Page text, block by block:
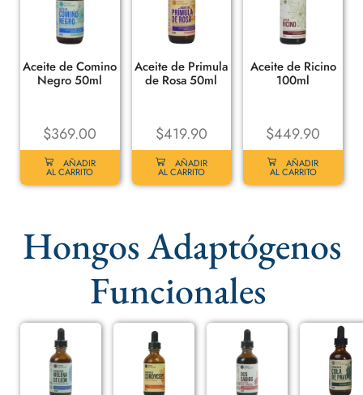
Aceite de Comino
Negro 50ml
$369.00
AÑADIR
AL CARRITO
Aceite de Primula
de Rosa 50ml
$419.90
AÑADIR
AL CARRITO
Aceite de Ricino
100ml
$449.90
AÑADIR
AL CARRITO
Hongos Adaptógenos
Funcionales